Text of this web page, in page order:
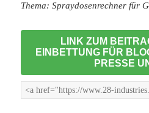
Thema: Spraydosenrechner für
LINK ZUM
EINBETTUNG FÜR
PRESSE